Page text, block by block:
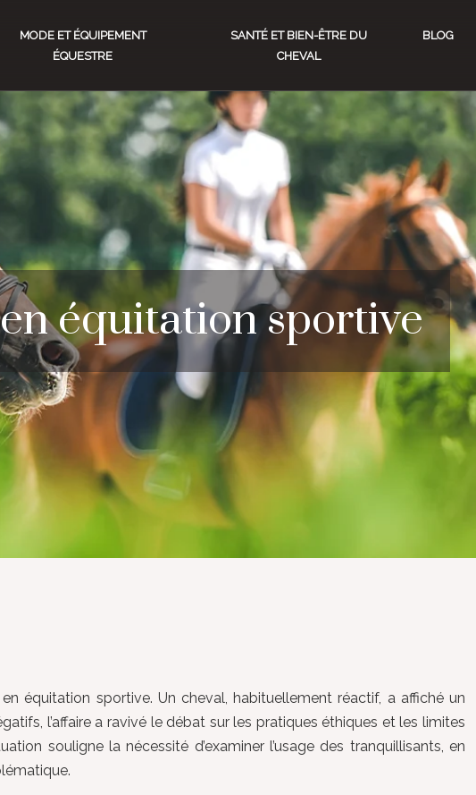
MODE ET ÉQUIPEMENT
ÉQUESTRE
SANTÉ ET BIEN-ÊTRE DU
CHEVAL
BLOG
équitation sportive
équitation sportive. Un cheval, habituellement réactif, a affiché un
l’affaire a ravivé le débat sur les pratiques éthiques et les limites
souligne la nécessité d’examiner l’usage des tranquillisants, en